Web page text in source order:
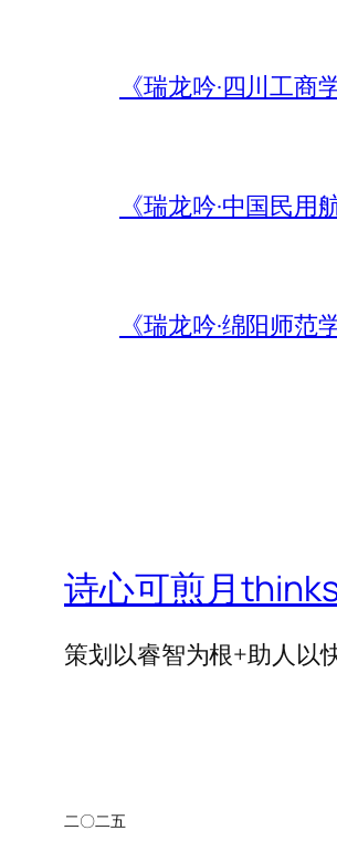
《瑞龙吟·四川工商
《瑞龙吟·中国民用
《瑞龙吟·绵阳师范
诗心可煎月
策划以睿智为根+助人以
二〇二五